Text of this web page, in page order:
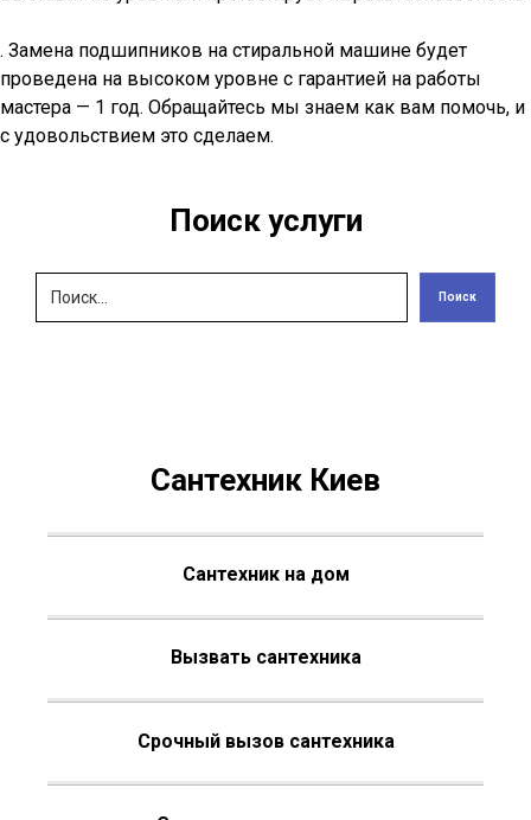
. Замена подшипников на стиральной машине будет
проведена на высоком уровне с гарантией на работы
мастера — 1 год. Обращайтесь мы знаем как вам помочь, и
с удовольствием это сделаем.
Поиск услуги
Поиск
Сантехник Киев
Сантехник на дом
Вызвать сантехника
Срочный вызов сантехника